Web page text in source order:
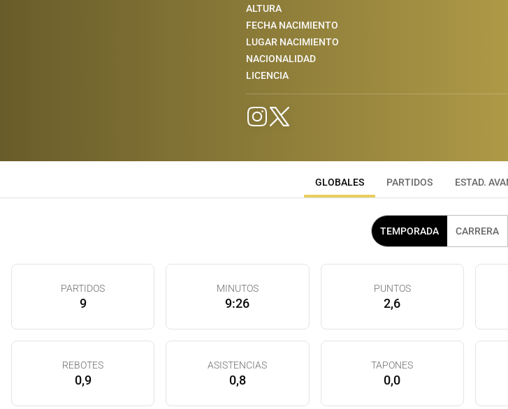
ALTURA
FECHA NACIMIENTO
LUGAR NACIMIENTO
NACIONALIDAD
LICENCIA
GLOBALES PARTIDOS ESTAD.
TEMPORADA CARRERA
PARTIDOS
9
MINUTOS
9:26
PUNTOS
2,6
REBOTES
0,9
ASISTENCIAS
0,8
TAPONES
0,0